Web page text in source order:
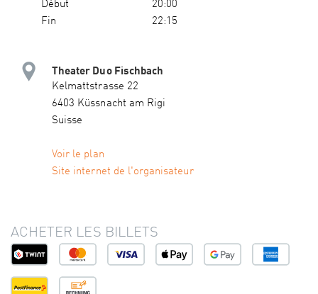
Début
20:00
Fin
22:15
Theater Duo Fischbach
Kelmattstrasse 22
6403 Küssnacht am Rigi
Suisse
Voir le plan
Site internet de l'organisateur
ACHETER LES BILLETS